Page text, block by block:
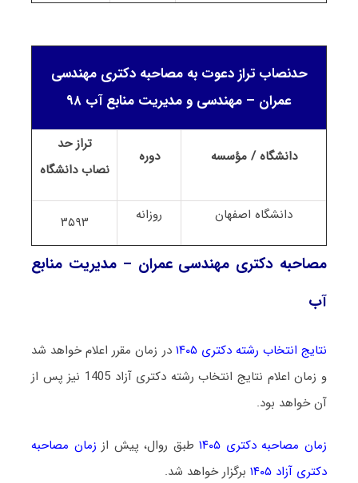
حدنصاب تراز دعوت به مصاحبه دکتری مهندسی
عمران – مهندسی و مدیریت منابع آب ۹۸
دانشگاه / مؤسسه دوره
تراز حد
نصاب دانشگاه
دانشگاه اصفهان روزانه ۳۵۹۳
مصاحبه دکتری مهندسی عمران – مدیریت منابع
آب
نتایج انتخاب رشته دکتری ۱۴۰۵
در زمان مقرر اعلام خواهد شد
و زمان اعلام نتایج انتخاب رشته دکتری آزاد 1405 نیز پس از
آن خواهد بود.
زمان مصاحبه دکتری ۱۴۰۵ طبق روال، پیش از زمان مصاحبه
دکتری آزاد ۱۴۰۵
برگزار خواهد شد.